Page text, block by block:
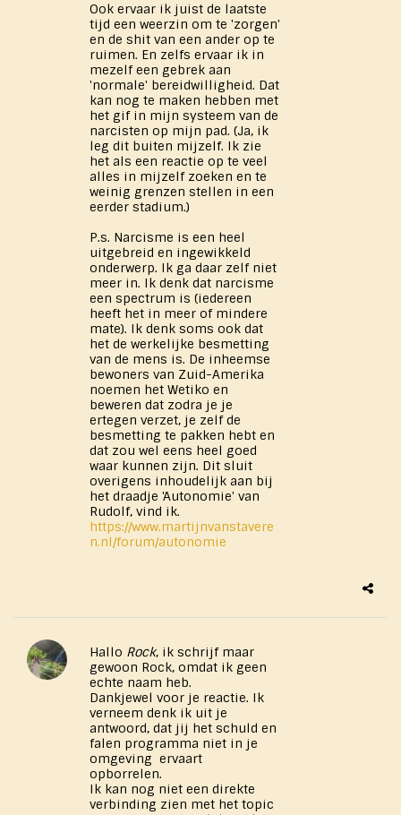
Ook ervaar ik juist de laatste
tijd een weerzin om te 'zorgen'
en de shit van een ander op te
ruimen. En zelfs ervaar ik in
mezelf een gebrek aan
'normale' bereidwilligheid. Dat
kan nog te maken hebben met
het gif in mijn systeem van de
narcisten op mijn pad. (Ja, ik
leg dit buiten mijzelf. Ik zie
het als een reactie op te veel
alles in mijzelf zoeken en te
weinig grenzen stellen in een
eerder stadium.)
P.s. Narcisme is een heel
uitgebreid en ingewikkeld
onderwerp. Ik ga daar zelf niet
meer in. Ik denk dat narcisme
een spectrum is (iedereen
heeft het in meer of mindere
mate). Ik denk soms ook dat
het de werkelijke besmetting
van de mens is. De inheemse
bewoners van Zuid-Amerika
noemen het Wetiko en
beweren dat zodra je je
ertegen verzet, je zelf de
besmetting te pakken hebt en
dat zou wel eens heel goed
waar kunnen zijn. Dit sluit
overigens inhoudelijk aan bij
het draadje 'Autonomie' van
Rudolf, vind ik.
https://www.martijnvanstavere
n.nl/forum/autonomie
Hallo Rock, ik schrijf maar
gewoon Rock, omdat ik geen
echte naam heb.
Dankjewel voor je reactie. Ik
verneem denk ik uit je
antwoord, dat jij het schuld en
falen programma niet in je
omgeving ervaart
opborrelen.
Ik kan nog niet een direkte
verbinding zien met het topic